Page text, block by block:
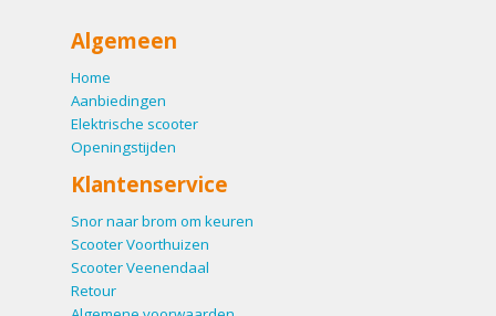
Algemeen
Home
Aanbiedingen
Elektrische scooter
Openingstijden
Klantenservice
Snor naar brom om keuren
Scooter Voorthuizen
Scooter Veenendaal
Retour